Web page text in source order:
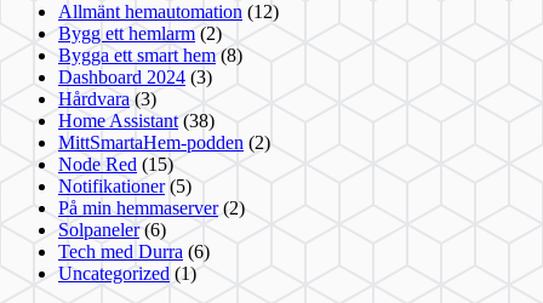
Allmänt hemautomation (12)
Bygg ett hemlarm (2)
Bygga ett smart hem (8)
Dashboard 2024 (3)
Hårdvara (3)
Home Assistant(38)
MittSmartaHem-podden (2)
Node Red (15)
Notifikationer(5)
På min hemmaserver(2)
Solpaneler(6)
Tech med Durra (6)
Uncategorized (1)